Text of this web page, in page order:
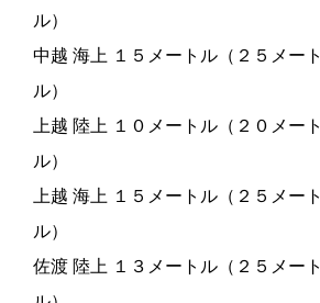
ル）
中越 海上 １５メートル（２５メート
ル）
上越 陸上 １０メートル（２０メート
ル）
上越 海上 １５メートル（２５メート
ル）
佐渡 陸上 １３メートル（２５メート